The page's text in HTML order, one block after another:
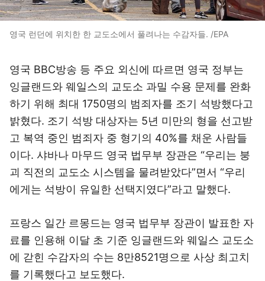
영국 런던에 위치한 한 교도소에서 풀려나는 수감자들. /EPA
영국 BBC방송 등 주요 외신에 따르면 영국 정부는
잉글랜드와 웨일스의 교도소 과밀 수용 문제를 완화
하기 위해 최대 1750명의 범죄자를 조기 석방했다고
밝혔다. 조기 석방 대상자는 5년 미만의 형을 선고받
고 복역 중인 범죄자 중 형기의 40%를 채운 사람들
이다. 샤바나 마무드 영국 법무부 장관은 “우리는 붕
괴 직전의 교도소 시스템을 물려받았다”면서 “우리
에게는 석방이 유일한 선택지였다”라고 말했다.
프랑스 일간 르몽드는 영국 법무부 장관이 발표한 자
료를 인용해 이달 초 기준 잉글랜드와 웨일스 교도소
에 갇힌 수감자의 수는 8만8521명으로 사상 최고치
를 기록했다고 보도했다.